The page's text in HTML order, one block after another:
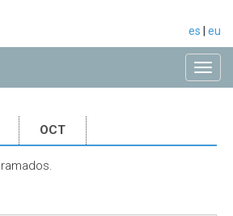
es eu
OCT